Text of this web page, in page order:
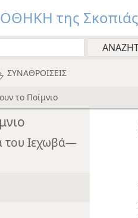
της Σκοπιάς
ΣΥΝΑΘΡΟΙΣΕΙΣ
το Ποίμνιο
του Ιεχωβά—